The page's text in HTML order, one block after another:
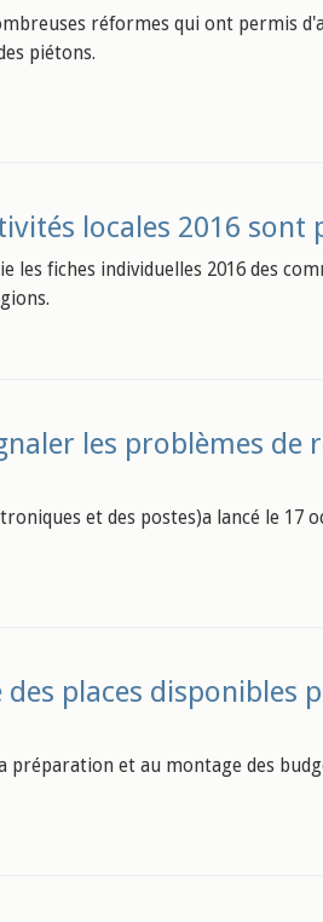
réformes qui ont permis
piétons.
locales 2016 sont
les fiches individuelles 2016 des
les problèmes de
et des postes)a lancé le 17
des places disponibles
préparation et au montage des